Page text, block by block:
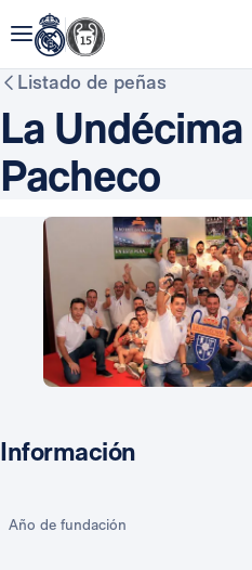
Listado de peñas
La
Pacheco
Información
Año de fundación